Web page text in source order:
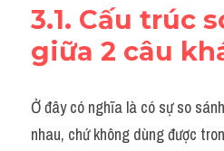
3.1. Cấu trúc
giữa 2 câu
Ở đây có nghĩa là có sự so
nhau, chứ không dùng được